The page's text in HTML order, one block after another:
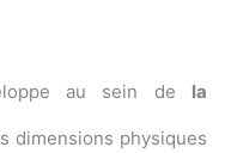
au sein de la
dimensions physiques